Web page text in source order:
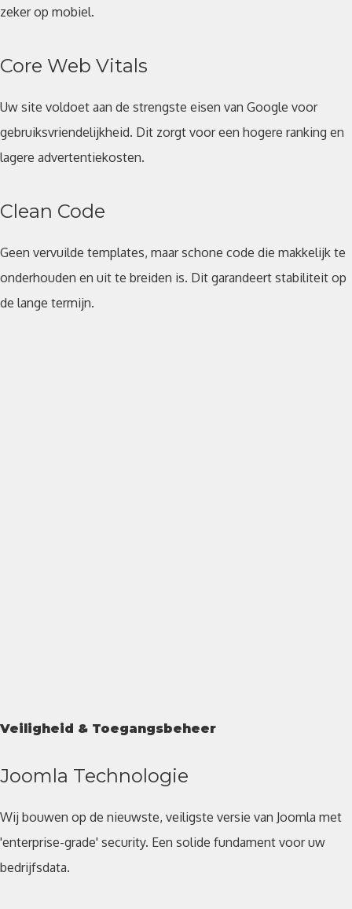
zeker op mobiel.
Core Web Vitals
Uw site voldoet aan de strengste eisen van Google voor
gebruiksvriendelijkheid. Dit zorgt voor een hogere ranking en
lagere advertentiekosten.
Clean Code
Geen vervuilde templates, maar schone code die makkelijk te
onderhouden en uit te breiden is. Dit garandeert stabiliteit op
de lange termijn.
Veiligheid & Toegangsbeheer
Joomla Technologie
Wij bouwen op de nieuwste, veiligste versie van Joomla met
'enterprise-grade' security. Een solide fundament voor uw
bedrijfsdata.